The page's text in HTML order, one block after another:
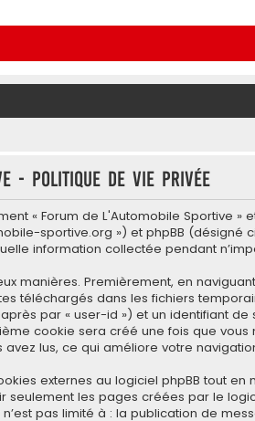
- Politique de vie privée
« Forum de L'Automobile Sportive »
sportive.org ») et phpBB (désigné
information collectée pendant
manières. Premièrement, en
téléchargés dans les fichiers
par « user-id ») et un identifiant
cookie sera créé une fois que
lus, ce qui améliore votre
externes au logiciel phpBB tout
seulement les pages créées par le
pas limité à : la publication de